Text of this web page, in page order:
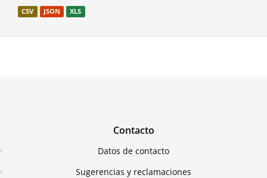
CSV JSON XLS
Contacto
Datos de contacto
Sugerencias y reclamaciones